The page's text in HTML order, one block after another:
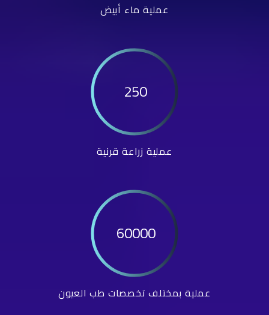
عملية ماء أبيض
250
عملية زراعة قرنية
60000
عملية بمختلف تخصصات طب العيون